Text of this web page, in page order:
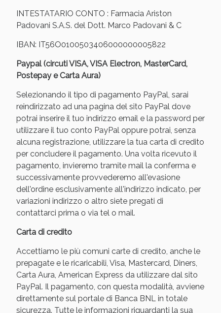
INTESTATARIO CONTO : Farmacia Ariston
Padovani S.A.S. del Dott. Marco Padovani & C
IBAN: IT56O0100503406000000005822
Paypal (circuti VISA, VISA Electron, MasterCard,
Postepay e Carta Aura)
Selezionando il tipo di pagamento PayPal, sarai
reindirizzato ad una pagina del sito PayPal dove
potrai inserire il tuo indirizzo email e la password per
utilizzare il tuo conto PayPal oppure potrai, senza
alcuna registrazione, utilizzare la tua carta di credito
per concludere il pagamento. Una volta ricevuto il
pagamento, invieremo tramite mail la conferma e
successivamente provvederemo all'evasione
dell'ordine esclusivamente all'indirizzo indicato, per
variazioni indirizzo o altro siete pregati di
contattarci prima o via tel o mail.
Carta di credito
Accettiamo le più comuni carte di credito, anche le
prepagate e le ricaricabili, Visa, Mastercard, Diners,
Carta Aura, American Express da utilizzare dal sito
PayPal. Il pagamento, con questa modalità, avviene
direttamente sul portale di Banca BNL in totale
sicurezza. Tutte le informazioni riguardanti la sua
Vie Urinarie e Prostata: Sconti fino al 45% oggi!
Benessere Intestinale: Sconto fino al 55% valido